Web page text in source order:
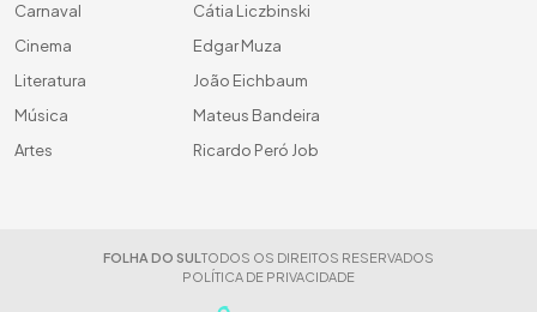
Carnaval
Cinema
Literatura
Música
Artes
Cátia Liczbinski
Edgar Muza
João Eichbaum
Mateus Bandeira
Ricardo Peró Job
FOLHA DO SUL TODOS OS DIREITOS RESERVADOS
POLÍTICA DE PRIVACIDADE